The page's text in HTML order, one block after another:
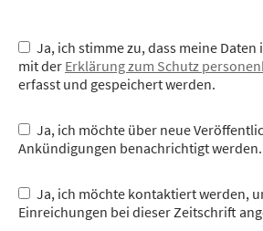
mit der Erklärung zum Schutz
erfasst und gespeichert werden.
Ankündigungen benachrichtigt werden.
Einreichungen bei dieser Zeitschrift